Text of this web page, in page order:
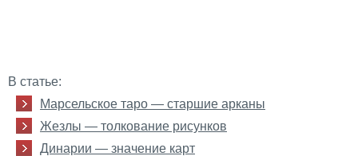
В статье:
Марсельское таро — старшие арканы
Жезлы — толкование рисунков
Динарии — значение карт